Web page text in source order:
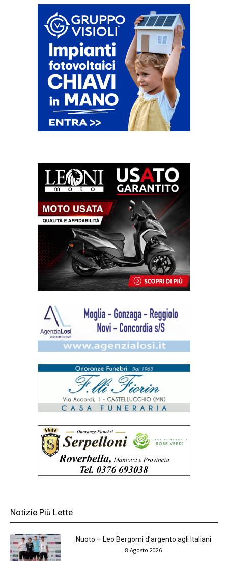
Notizie Più Lette
Nuoto – Leo Bergomi d’argento agli Italiani
8 Agosto 2026